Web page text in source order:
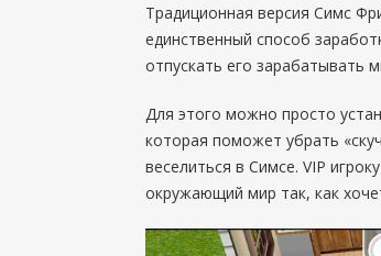
Традиционная версия Симс
единственный способ
отпускать его зарабатывать
Для этого можно просто
которая поможет убрать
веселиться в Симсе. VIP
окружающий мир так, как